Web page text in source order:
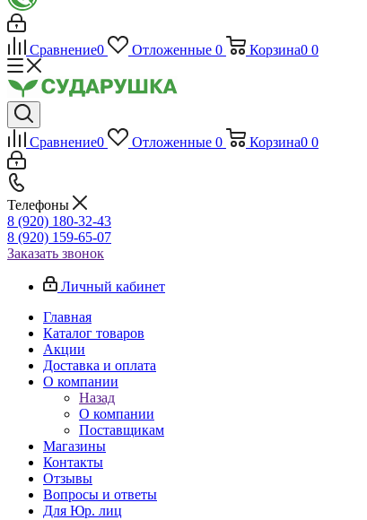
Сравнение0 Отложенные 0 Корзина0 0
Сравнение0 Отложенные 0 Корзина0 0
Телефоны
8 (920) 180-32-43
8 (920) 159-65-07
Заказать звонок
Личный кабинет
Главная
Каталог товаров
Акции
Доставка и оплата
О компании
Назад
О компании
Поставщикам
Магазины
Контакты
Отзывы
Вопросы и ответы
Для Юр. лиц